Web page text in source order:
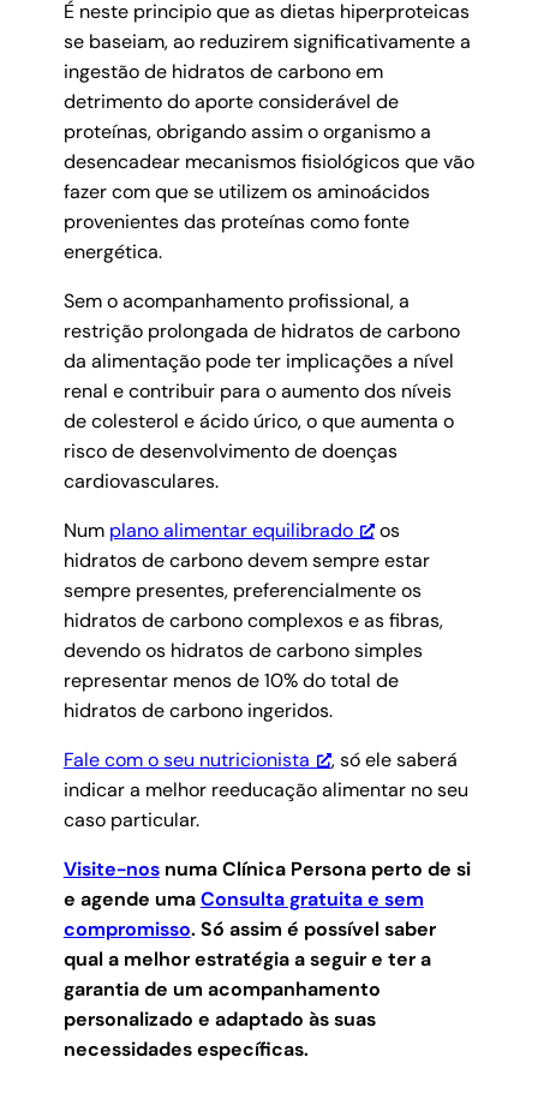
É neste principio que as dietas hiperproteicas
se baseiam, ao reduzirem significativamente a
ingestão de hidratos de carbono em
detrimento do aporte considerável de
proteínas, obrigando assim o organismo a
desencadear mecanismos fisiológicos que vão
fazer com que se utilizem os aminoácidos
provenientes das proteínas como fonte
energética.
Sem o acompanhamento profissional, a
restrição prolongada de hidratos de carbono
da alimentação pode ter implicações a nível
renal e contribuir para o aumento dos níveis
de colesterol e ácido úrico, o que aumenta o
risco de desenvolvimento de doenças
cardiovasculares.
Num plano alimentar equilibrado
os
hidratos de carbono devem sempre estar
sempre presentes, preferencialmente os
hidratos de carbono complexos e as fibras,
devendo os hidratos de carbono simples
representar menos de 10% do total de
hidratos de carbono ingeridos.
Fale com o seu nutricionista
, só ele saberá
indicar a melhor reeducação alimentar no seu
caso particular.
Visite-nosnuma Clínica Persona perto de si
e agende umaConsulta gratuita e sem
compromisso. Só assim é possível saber
qual a melhor estratégia a seguir e ter a
garantia de um acompanhamento
personalizado e adaptado às suas
necessidades específicas.